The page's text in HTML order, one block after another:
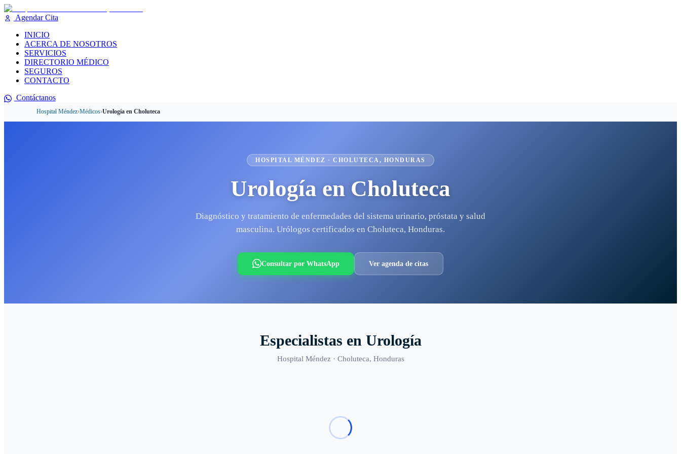
Agendar Cita
INICIO
ACERCA DE NOSOTROS
SERVICIOS
DIRECTORIO MÉDICO
SEGUROS
CONTACTO
Contáctanos
Hospital Méndez›Médicos›Urología en Choluteca
HOSPITAL MÉNDEZ ·CHOLUTECA , HONDURAS
Urología en Choluteca
Diagnóstico y tratamiento de enfermedades del sistema urinario, próstata y salud
masculina. Urólogos certificados en Choluteca, Honduras.
Consultar por WhatsApp Ver agenda de citas
Especialistas en Urología
Hospital Méndez · Choluteca, Honduras